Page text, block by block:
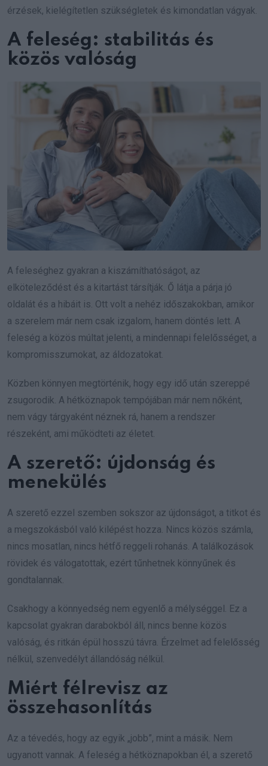
érzések, kielégítetlen szükségletek és kimondatlan vágyak.
A feleség: stabilitás és
közös valóság
A feleséghez gyakran a kiszámíthatóságot, az
elköteleződést és a kitartást társítják. Ő látja a párja jó
oldalát és a hibáit is. Ott volt a nehéz időszakokban, amikor
a szerelem már nem csak izgalom, hanem döntés lett. A
feleség a közös múltat jelenti, a mindennapi felelősséget, a
kompromisszumokat, az áldozatokat.
Közben könnyen megtörténik, hogy egy idő után szereppé
zsugorodik. A hétköznapok tempójában már nem nőként,
nem vágy tárgyaként néznek rá, hanem a rendszer
részeként, ami működteti az életet.
A szerető: újdonság és
menekülés
A szerető ezzel szemben sokszor az újdonságot, a titkot és
a megszokásból való kilépést hozza. Nincs közös számla,
nincs mosatlan, nincs hétfő reggeli rohanás. A találkozások
rövidek és válogatottak, ezért tűnhetnek könnyűnek és
gondtalannak.
Csakhogy a könnyedség nem egyenlő a mélységgel. Ez a
kapcsolat gyakran darabokból áll, nincs benne közös
valóság, és ritkán épül hosszú távra. Érzelmet ad felelősség
nélkül, szenvedélyt állandóság nélkül.
Miért félrevisz az
összehasonlítás
Az a tévedés, hogy az egyik „jobb”, mint a másik. Nem
ugyanott vannak. A feleség a hétköznapokban él, a szerető